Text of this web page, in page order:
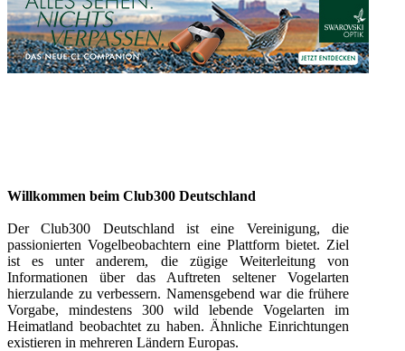
Willkommen beim Club300 Deutschland
Der Club300 Deutschland ist eine Vereinigung, die
passionierten Vogelbeobachtern eine Plattform bietet. Ziel
ist es unter anderem, die zügige Weiterleitung von
Informationen über das Auftreten seltener Vogelarten
hierzulande zu verbessern. Namensgebend war die frühere
Vorgabe, mindestens 300 wild lebende Vogelarten im
Heimatland beobachtet zu haben. Ähnliche Einrichtungen
existieren in mehreren Ländern Europas.